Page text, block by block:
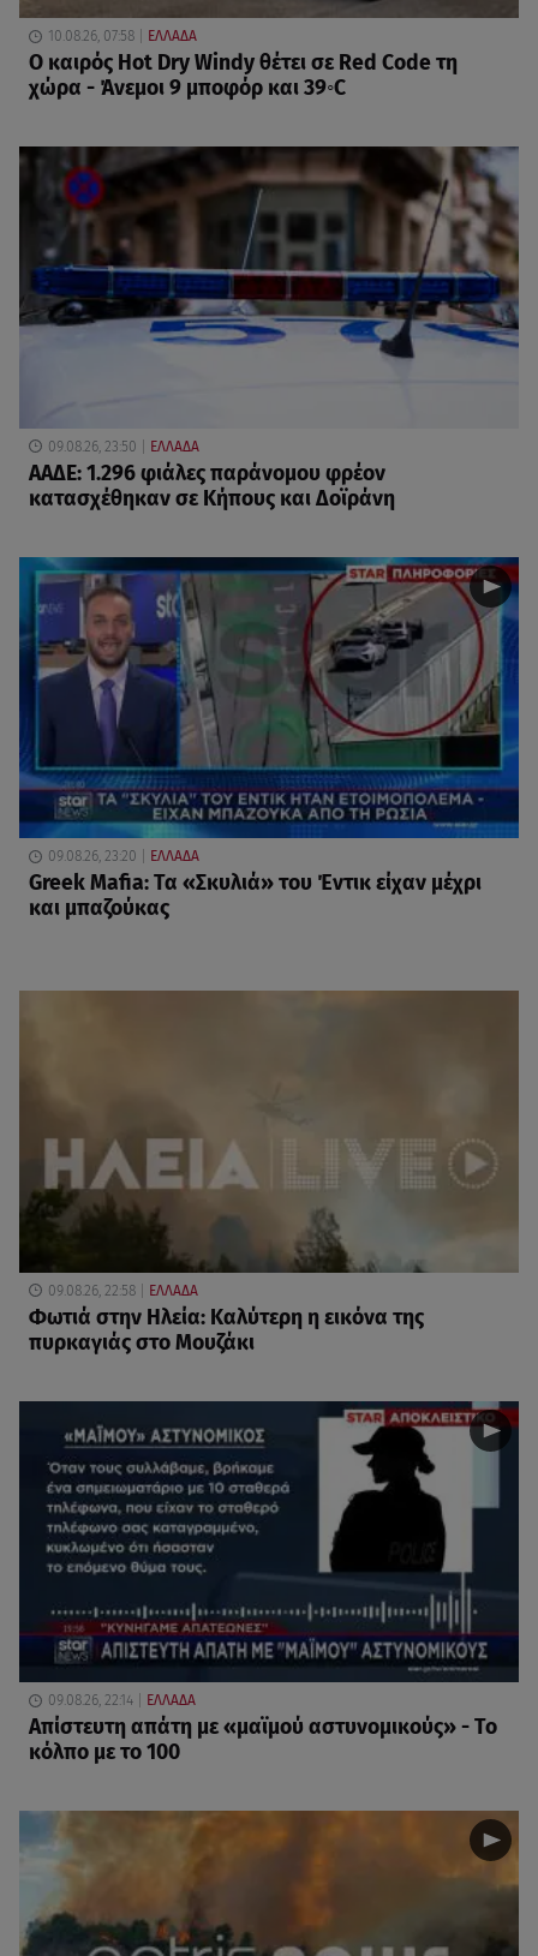
10.08.26, 07:58 ΕΛΛΑΔΑ
Ο καιρός Hot Dry Windy θέτει σε Red Code τη
χώρα - Άνεμοι 9 μποφόρ και 39◦C
09.08.26, 23:50 ΕΛΛΑΔΑ
ΑΑΔΕ: 1.296 φιάλες παράνομου φρέον
κατασχέθηκαν σε Κήπους και Δοϊράνη
09.08.26, 23:20 ΕΛΛΑΔΑ
Greek Mafia: Τα «Σκυλιά» του Έντικ είχαν μέχρι
και μπαζούκας
09.08.26, 22:58 ΕΛΛΑΔΑ
Φωτιά στην Ηλεία: Καλύτερη η εικόνα της
πυρκαγιάς στο Μουζάκι
09.08.26, 22:14 ΕΛΛΑΔΑ
Απίστευτη απάτη με «μαϊμού αστυνομικούς» - Το
κόλπο με το 100